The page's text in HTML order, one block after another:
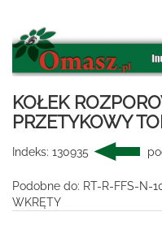
KOŁEK
PRZETYKOWY
Indeks: 130935
Podobne do: RT-R-FFS-N-
WKRĘTY